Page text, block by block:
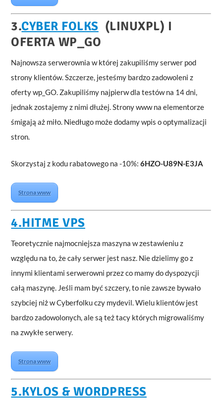
3.CYBER FOLKS (LINUXPL) I
OFERTA WP_GO
Najnowsza serwerownia w której zakupiliśmy serwer pod
strony klientów. Szczerze, jesteśmy bardzo zadowoleni z
oferty wp_GO. Zakupiliśmy najpierw dla testów na 14 dni,
jednak zostajemy z nimi dłużej. Strony www na elementorze
śmigają aż miło. Niedługo może dodamy wpis o optymalizacji
stron.
Skorzystaj z kodu rabatowego na -10%:6HZO-U89N-E3JA
Strona www
4.HITME VPS
Teoretycznie najmocniejsza maszyna w zestawieniu z
względu na to, że cały serwer jest nasz. Nie dzielimy go z
innymi klientami serwerowni przez co mamy do dyspozycji
całą maszynę. Jeśli mam być szczery, to nie zawsze bywało
szybciej niż w Cyberfolku czy mydevil. Wielu klientów jest
bardzo zadowolonych, ale są też tacy których migrowaliśmy
na zwykłe serwery.
Strona www
5.KYLOS & WORDPRESS